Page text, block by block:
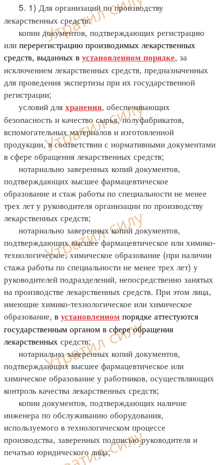
5. 1) Для организаций по производству
лекарственных средств:
копии документов, подтверждающих регистрацию
или перерегистрацию производимых лекарственных
средств, выданных в установленном порядке, за
исключением лекарственных средств, предназначенных
для проведения экспертизы при их государственной
регистрации;
условий для хранения, обеспечивающих
безопасность и качество сырья, полуфабрикатов,
вспомогательных материалов и изготовленной
продукции, в соответствии с нормативными документами
в сфере обращения лекарственных средств;
нотариально заверенных копий документов,
подтверждающих высшее фармацевтическое
образование и стаж работы по специальности не менее
трех лет у руководителя организации по производству
лекарственных средств;
нотариально заверенных копий документов,
подтверждающих высшее фармацевтическое или химико-
технологическое, химическое образование (при наличии
стажа работы по специальности не менее трех лет) у
руководителей подразделений, непосредственно занятых
на производстве лекарственных средств. При этом лица,
имеющие химико-технологическое или химическое
образование, в установленном порядке аттестуются
государственным органом в сфере обращения
лекарственных средств;
нотариально заверенных копий документов,
подтверждающих высшее фармацевтическое или
химическое образование у работников, осуществляющих
контроль качества лекарственных средств;
копии документов, подтверждающих наличие
инженера по обслуживанию оборудования,
используемого в технологическом процессе
производства, заверенных подписью руководителя и
печатью юридического лица;